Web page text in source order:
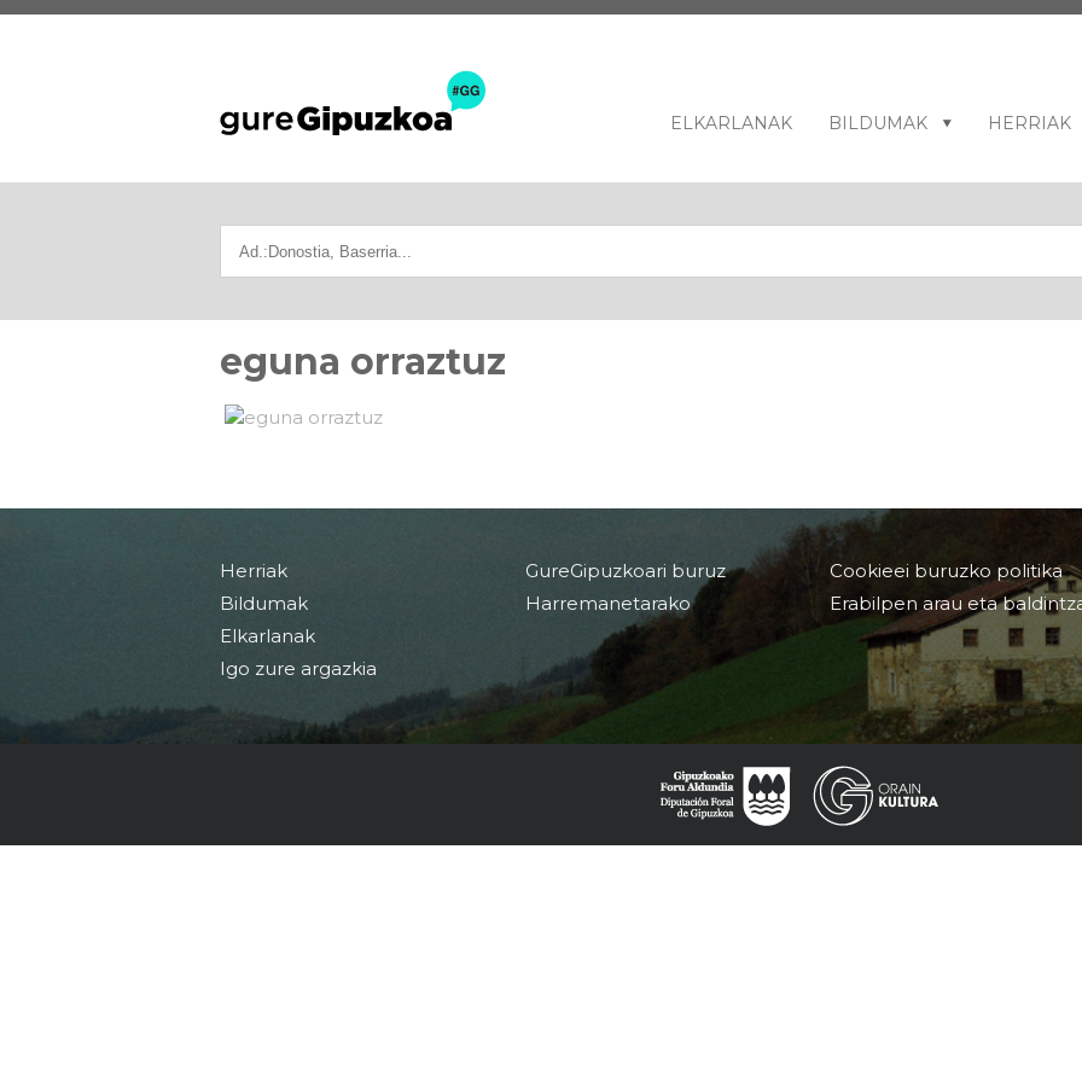
ELKARLANAK BILDUMAK HERRIAK
eguna orraztuz
Herriak
Bildumak
Elkarlanak
Igo zure argazkia
GureGipuzkoari buruz
Harremanetarako
Cookieei buruzko politika
Erabilpen arau eta